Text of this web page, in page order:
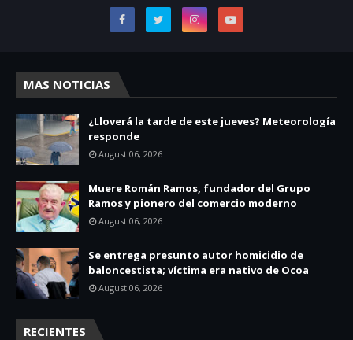
MAS NOTICIAS
¿Lloverá la tarde de este jueves? Meteorología
responde
August 06, 2026
Muere Román Ramos, fundador del Grupo
Ramos y pionero del comercio moderno
August 06, 2026
Se entrega presunto autor homicidio de
baloncestista; víctima era nativo de Ocoa
August 06, 2026
RECIENTES